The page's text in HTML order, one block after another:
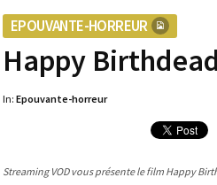
EPOUVANTE-HORREUR
Happy
In: Epouvante-horreur
Streaming VOD vous présente le film Happy